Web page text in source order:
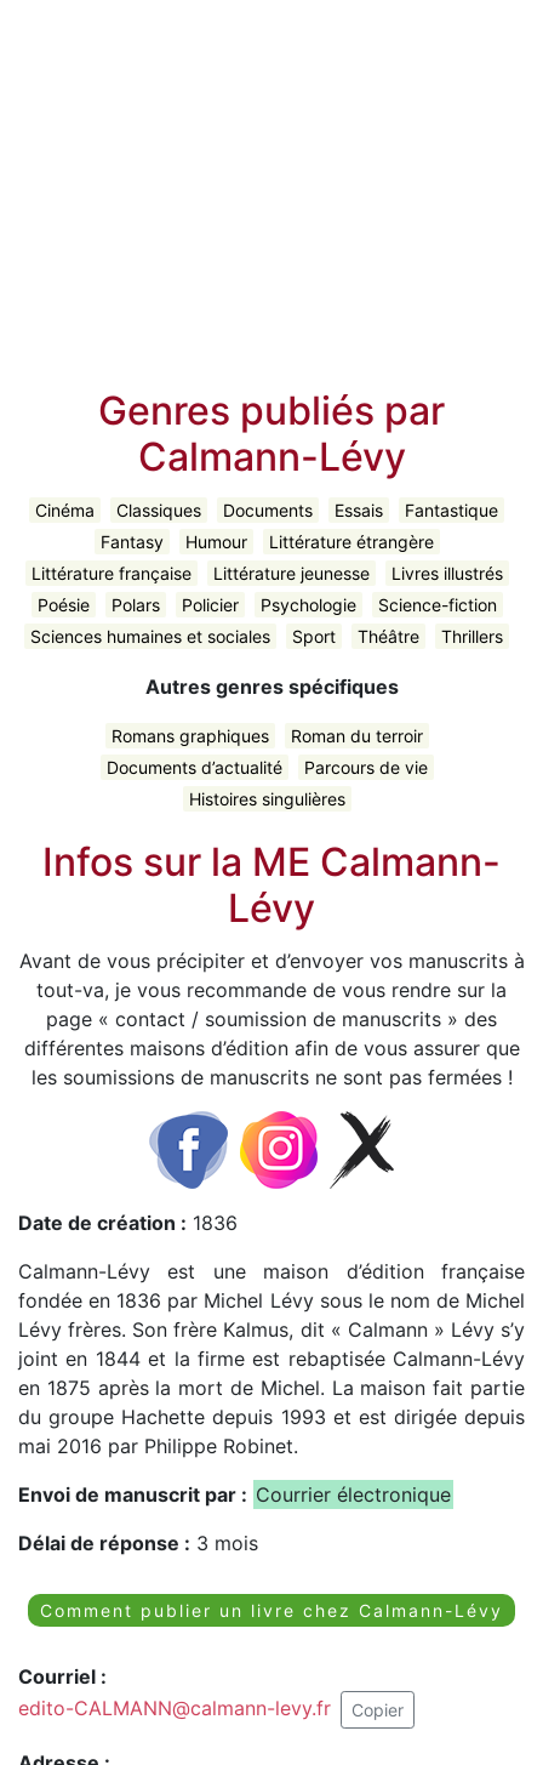
Genres publiés par
Calmann-Lévy
Cinéma Classiques Documents Essais
Fantastique
Fantasy
Humour
Littérature étrangère
Littérature française
Littérature jeunesse
Livres illustrés
Poésie
Polars Policier Psychologie
Science-fiction
Sciences humaines et sociales
Sport Théâtre Thrillers
Autres genres spécifiques
Romans graphiques
Roman du terroir
Documents d’actualité
Parcours de vie
Histoires singulières
Infos sur la ME Calmann-
Lévy
Avant de vous précipiter et d’envoyer vos manuscrits à
tout-va, je vous recommande de vous rendre sur la
page « contact / soumission de manuscrits » des
différentes maisons d’édition afin de vous assurer que
les soumissions de manuscrits ne sont pas fermées !
Date de création : 1836
Calmann-Lévy est une maison d’édition française
fondée en 1836 par Michel Lévy sous le nom de Michel
Lévy frères. Son frère Kalmus, dit « Calmann » Lévy s’y
joint en 1844 et la firme est rebaptisée Calmann-Lévy
en 1875 après la mort de Michel. La maison fait partie
du groupe Hachette depuis 1993 et est dirigée depuis
mai 2016 par Philippe Robinet.
Envoi de manuscrit par : Courrier électronique
Délai de réponse : 3 mois
Comment publier un livre chez Calmann-Lévy
Courriel :
edito-CALMANN@calmann-levy.fr
Copier